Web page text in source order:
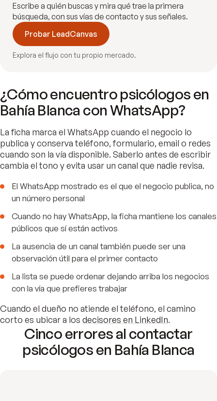
Escribe a quién buscas y mira qué trae la primera
búsqueda, con sus vías de contacto y sus señales.
Probar LeadCanvas
Explora el flujo con tu propio mercado.
¿Cómo encuentro psicólogos en
Bahía Blanca con WhatsApp?
La ficha marca el WhatsApp cuando el negocio lo
publica y conserva teléfono, formulario, email o redes
cuando son la vía disponible. Saberlo antes de escribir
cambia el tono y evita usar un canal que nadie revisa.
El WhatsApp mostrado es el que el negocio publica, no
un número personal
Cuando no hay WhatsApp, la ficha mantiene los canales
públicos que sí están activos
La ausencia de un canal también puede ser una
observación útil para el primer contacto
La lista se puede ordenar dejando arriba los negocios
con la vía que prefieres trabajar
Cuando el dueño no atiende el teléfono, el camino
corto es ubicar a los decisores en LinkedIn.
Cinco errores al contactar
psicólogos en Bahía Blanca